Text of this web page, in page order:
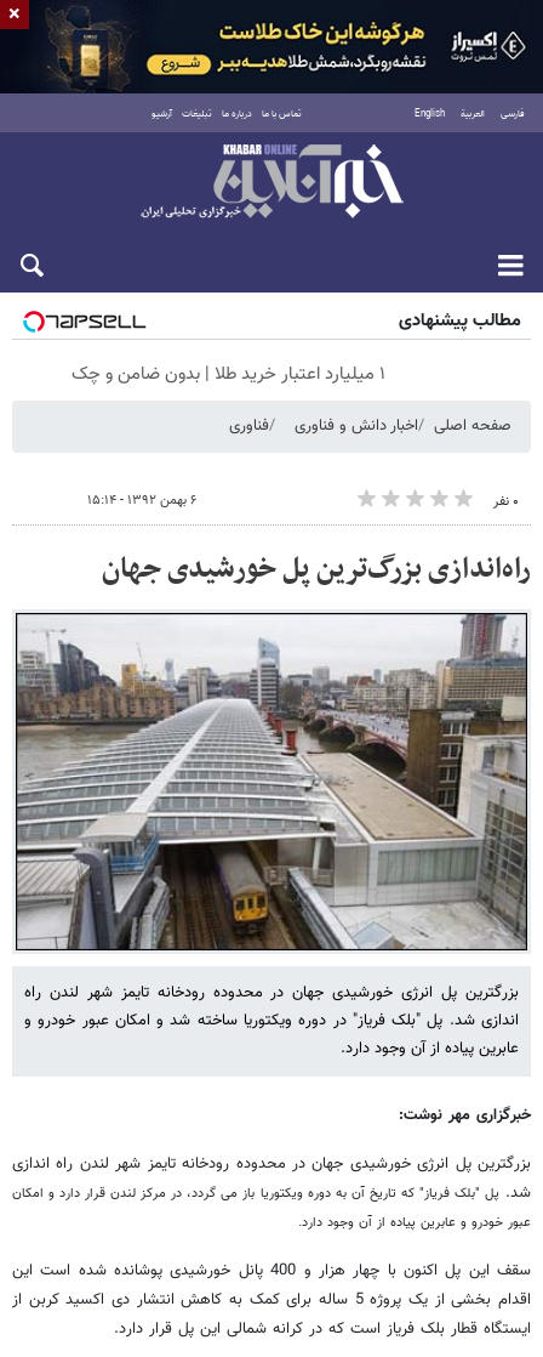
فارسی العربية English تماس با ما درباره ما تبلیغات آرشیو
جمعه ۱۶ مرداد ۱۴۰۵
مطالب پیشنهادی
۱ میلیارد اعتبار خرید طلا | بدون ضامن و چک
صفحه اصلی اخبار دانش و فناوری فناوری
۰ نفر ۶ بهمن ۱۳۹۲ - ۱۵:۱۴
راه‌اندازی بزرگ‌ترین پل خورشیدی جهان
بزرگترین پل انرژی خورشیدی جهان در محدوده رودخانه تایمز شهر لندن راه
اندازی شد. پل "بلک فریاز" در دوره ویکتوریا ساخته شد و امکان عبور خودرو و
عابرین پیاده از آن وجود دارد.
خبرگزاری مهر نوشت:
بزرگترین پل انرژی خورشیدی جهان در محدوده رودخانه تایمز شهر لندن راه اندازی
شد. پل "بلک فریاز" که تاریخ آن به دوره ویکتوریا باز می گردد، در مرکز لندن قرار دارد و امکان
عبور خودرو و عابرین پیاده از آن وجود دارد.
سقف این پل اکنون با چهار هزار و 400 پانل خورشیدی پوشانده شده است این
اقدام بخشی از یک پروژه 5 ساله برای کمک به کاهش انتشار دی اکسید کربن از
ایستگاه قطار بلک فریاز است که در کرانه شمالی این پل قرار دارد.
×